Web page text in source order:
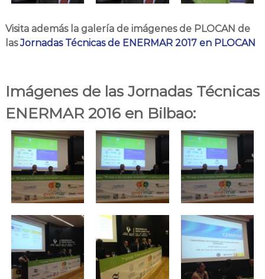
Visita además la galería de imágenes de PLOCAN de
lasJornadas Técnicas de ENERMAR 2017 en PLOCAN
Imágenes de las Jornadas Técnicas
ENERMAR 2016 en Bilbao: